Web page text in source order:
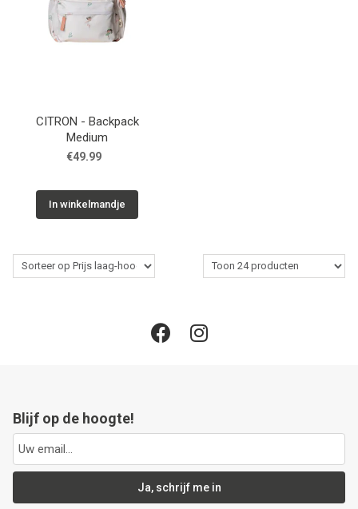
CITRON - Backpack
Medium
€49.99
In winkelmandje
Blijf op de hoogte!
Ja, schrijf me in